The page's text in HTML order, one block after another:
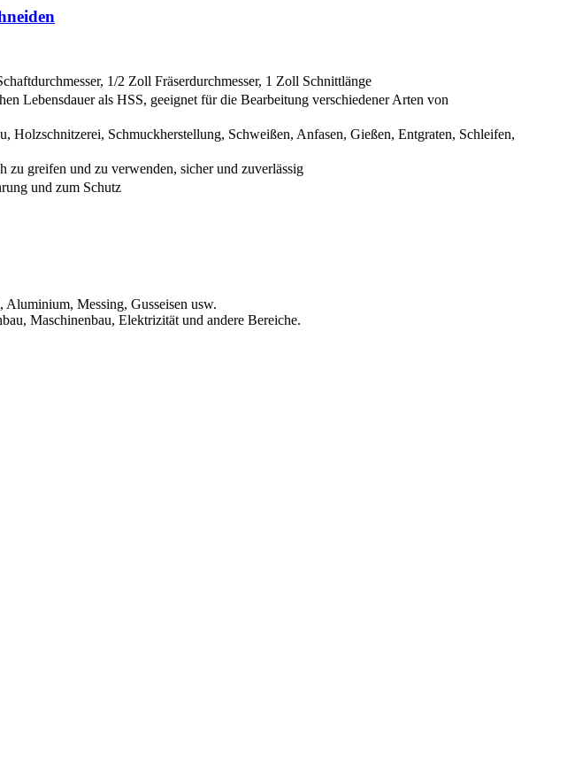
1/2 Zoll Fräserdurchmesser, 1 Zoll Schnittlänge
Lebensdauer als HSS, geeignet für die Bearbeitung verschiedener Arten von
Schmuckherstellung, Schweißen, Anfasen, Gießen, Entgraten, Schleifen,
greifen und zu verwenden, sicher und zuverlässig
und zum Schutz
Messing, Gusseisen usw.
Maschinenbau, Elektrizität und andere Bereiche.